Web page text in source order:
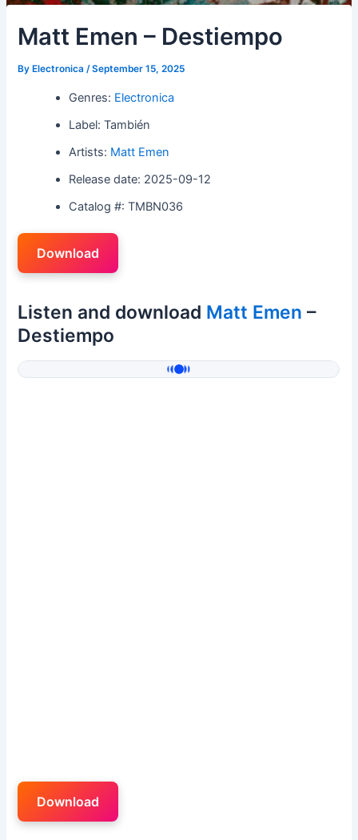
Matt Emen – Destiempo
By Electronica/September 15, 2025
Genres: Electronica
Label: También
Artists: Matt Emen
Release date: 2025-09-12
Catalog #: TMBN036
Download
Listen and download Matt Emen –
Destiempo
Download